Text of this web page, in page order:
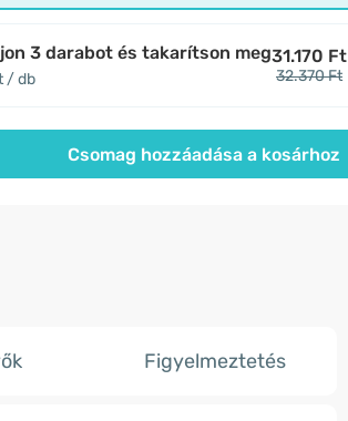
3 darabot és takarítson meg
/ db
31.170 Ft
32.370 Ft
Csomag hozzáadása a kosárhoz
Figyelmeztetés